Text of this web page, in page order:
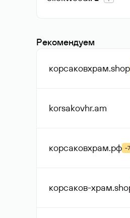
Рекомендуем
корсаковхрам.shop
korsakovhr.am
корсаковхрам.рф -
корсаков-храм